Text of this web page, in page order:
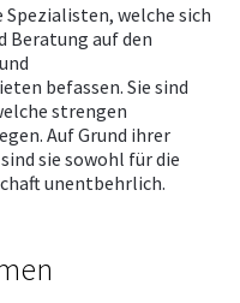
welche sich
Beratung auf den
befassen. Sie sind
strengen
Auf Grund ihrer
sie sowohl für die
unentbehrlich.